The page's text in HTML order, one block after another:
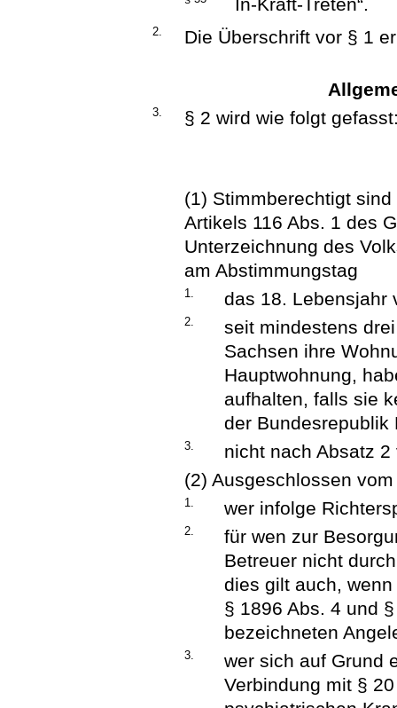
2. Die Überschrift vor § 1
3. § 2 wird wie folgt
(1) Stimmberechtigt
Artikels 116 Abs. 1 des
Unterzeichnung des
am Abstimmungstag
1. das 18. Lebensjahr
2.
seit mindestens
Sachsen ihre
Hauptwohnung,
aufhalten, falls sie
der Bundesrepublik
3.
nicht nach Absatz
(2) Ausgeschlossen
1. wer infolge
2.
für wen zur
Betreuer nicht
dies gilt auch,
§ 1896 Abs. 4 und
bezeichneten
3.
wer sich auf Grund
Verbindung mit §